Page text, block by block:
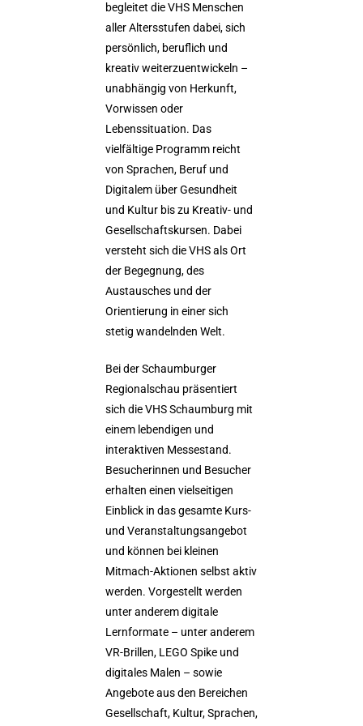
begleitet die VHS Menschen
aller Altersstufen dabei, sich
persönlich, beruflich und
kreativ weiterzuentwickeln –
unabhängig von Herkunft,
Vorwissen oder
Lebenssituation. Das
vielfältige Programm reicht
von Sprachen, Beruf und
Digitalem über Gesundheit
und Kultur bis zu Kreativ- und
Gesellschaftskursen. Dabei
versteht sich die VHS als Ort
der Begegnung, des
Austausches und der
Orientierung in einer sich
stetig wandelnden Welt.
Bei der Schaumburger
Regionalschau präsentiert
sich die VHS Schaumburg mit
einem lebendigen und
interaktiven Messestand.
Besucherinnen und Besucher
erhalten einen vielseitigen
Einblick in das gesamte Kurs-
und Veranstaltungsangebot
und können bei kleinen
Mitmach-Aktionen selbst aktiv
werden. Vorgestellt werden
unter anderem digitale
Lernformate – unter anderem
VR-Brillen, LEGO Spike und
digitales Malen – sowie
Angebote aus den Bereichen
Gesellschaft, Kultur, Sprachen,